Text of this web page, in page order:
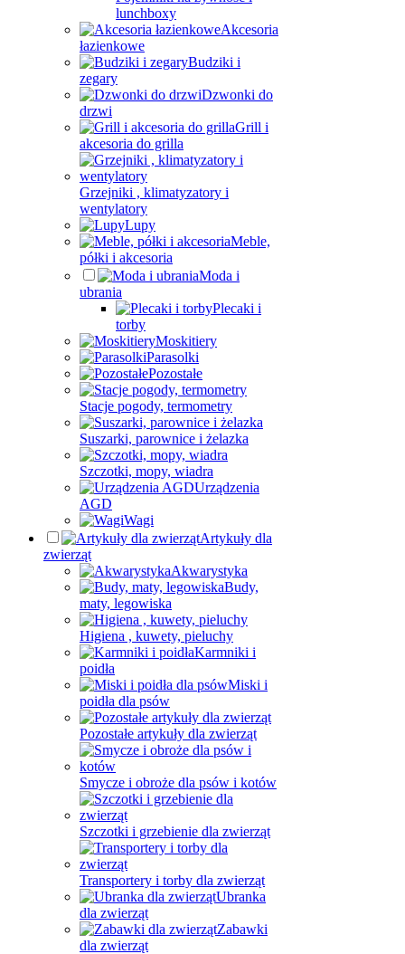
lunchboxy
Akcesoria
łazienkowe
Budziki i
zegary
Dzwonki do
drzwi
Grill i
akcesoria do grilla
Grzejniki , klimatyzatory i
wentylatory
Lupy
Meble,
półki i akcesoria
Moda i
ubrania
Plecaki i
torby
Moskitiery
Parasolki
Pozostałe
Stacje pogody, termometry
Suszarki, parownice i żelazka
Szczotki, mopy, wiadra
Urządzenia
AGD
Wagi
Artykuły dla
zwierząt
Akwarystyka
Budy,
maty, legowiska
Higiena , kuwety, pieluchy
Karmniki i
poidła
Miski i
poidła dla psów
Pozostałe artykuły dla zwierząt
Smycze i obroże dla psów i kotów
Szczotki i grzebienie dla zwierząt
Transportery i torby dla zwierząt
Ubranka
dla zwierząt
Zabawki
dla zwierząt